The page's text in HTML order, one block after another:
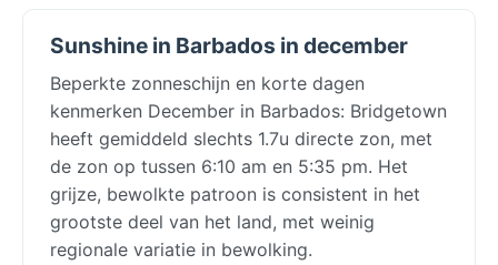
Sunshine in Barbados in december
Beperkte zonneschijn en korte dagen
kenmerken December in Barbados: Bridgetown
heeft gemiddeld slechts 1.7u directe zon, met
de zon op tussen 6:10 am en 5:35 pm. Het
grijze, bewolkte patroon is consistent in het
grootste deel van het land, met weinig
regionale variatie in bewolking.